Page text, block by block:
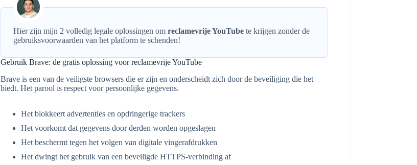
Hier zijn mijn 2 volledig legale oplossingen omreclamevrije YouTube te krijgen zonder de
gebruiksvoorwaarden van het platform te schenden!
Gebruik Brave: de gratis oplossing voor reclamevrije YouTube
Brave is een van de veiligste browsers die er zijn en onderscheidt zich door de beveiliging die het
biedt. Het parool is respect voor persoonlijke gegevens.
Het blokkeert advertenties en opdringerige trackers
Het voorkomt dat gegevens door derden worden opgeslagen
Het beschermt tegen het volgen van digitale vingerafdrukken
Het dwingt het gebruik van een beveiligde HTTPS-verbinding af